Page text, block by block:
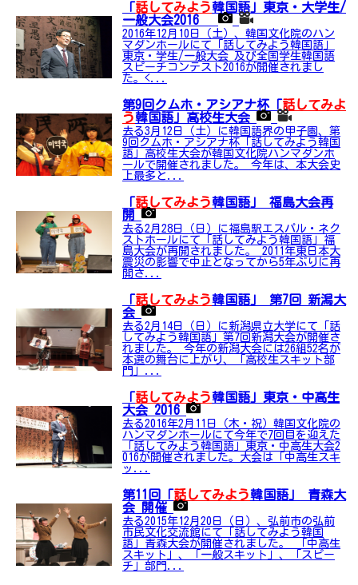
「話してみよう韓国語」東京・大学生/
一般大会2016
2016年12月10日（土）、韓国文化院のハン
マダンホールにて「話してみよう韓国語」
東京・学生/一般大会 及び全国学生韓国語
スピーチコンテスト2016が開催されまし
た。<...
第9回クムホ・アシアナ杯「話してみよ
う韓国語」高校生大会
去る3月12日（土）に韓国語界の甲子園、第
9回クムホ・アシアナ杯「話してみよう韓国
語」高校生大会が韓国文化院ハンマダンホ
ールで開催されました。 今年は、本大会史
上最多と...
「話してみよう韓国語」 福島大会再
開
去る2月28日（日）に福島駅エスパル・ネク
ストホールにて「話してみよう韓国語」福
島大会が再開されました。 2011年東日本大
震災の影響で中止となってから5年ぶりに再
開さ...
「話してみよう韓国語」 第7回 新潟大
会
去る2月14日（日）に新潟県立大学にて「話
してみよう韓国語」第7回新潟大会が開催さ
れました。 今年の新潟大会には26組52名が
本選の舞台に上がり、「高校生スキット部
門」...
「話してみよう韓国語」東京・中高生
大会 2016
去る2016年2月11日（木・祝）韓国文化院の
ハンマダンホールにて今年で7回目を迎えた
「話してみよう韓国語」東京・中高生大会2
016が開催されました。大会は「中高生スキ
ッ...
第11回「話してみよう韓国語」 青森大
会 開催
去る2015年12月20日（日）、弘前市の弘前
市民文化交流館にて「話してみよう韓国
語」青森大会が開催されました。 「中高生
スキット」、「一般スキット」、「スピー
チ」部門...